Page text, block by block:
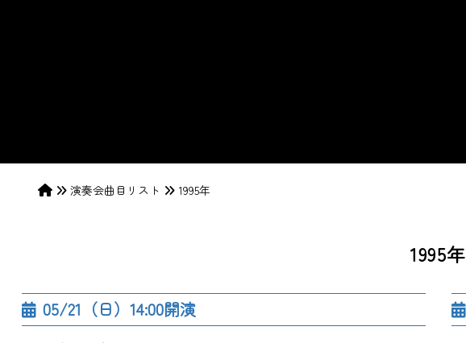
演奏会曲目リスト 1995年
1995年
05/21（日）14:00開演